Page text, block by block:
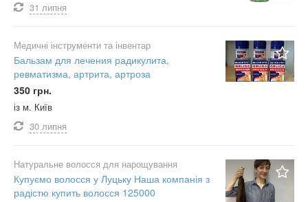
31 липня
Медичні інструменти та інвентар
Бальзам для лечения радикулита,
ревматизма, артрита, артроза
350 грн.
із м. Київ
30 липня
Натуральне волосся для нарощування
Купуємо волосся у Луцьку Наша компанія з
радістю купить волосся 125000